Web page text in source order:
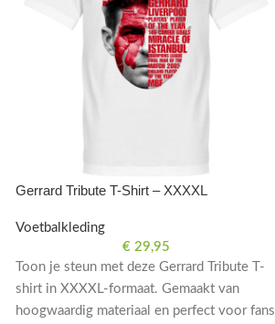
Gerrard Tribute T-Shirt – XXXXL
Voetbalkleding
€29,95
Toon je steun met deze Gerrard Tribute T-
shirt in XXXXL-formaat. Gemaakt van
hoogwaardig materiaal en perfect voor fans